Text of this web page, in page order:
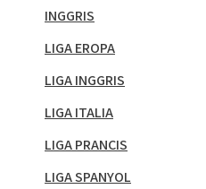
INGGRIS
LIGA EROPA
LIGA INGGRIS
LIGA ITALIA
LIGA PRANCIS
LIGA SPANYOL